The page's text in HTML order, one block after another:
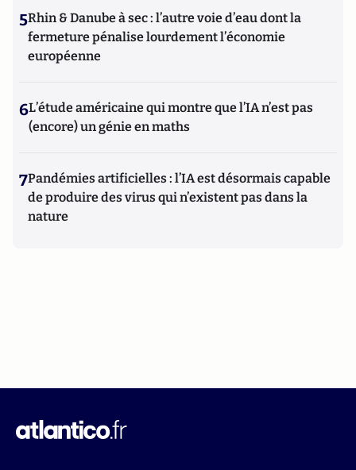
5Rhin & Danube à sec : l’autre voie d’eau dont la
fermeture pénalise lourdement l’économie
européenne
6L’étude américaine qui montre que l’IA n’est pas
(encore) un génie en maths
7Pandémies artificielles : l’IA est désormais capable
de produire des virus qui n’existent pas dans la
nature